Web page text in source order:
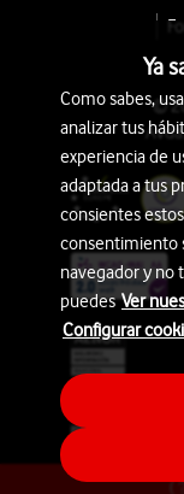
©
Ya
Como sabes,
analizar tus
experiencia de
adaptada a tus
consientes
consentimiento
navegador y no
puedesVer
Configurar